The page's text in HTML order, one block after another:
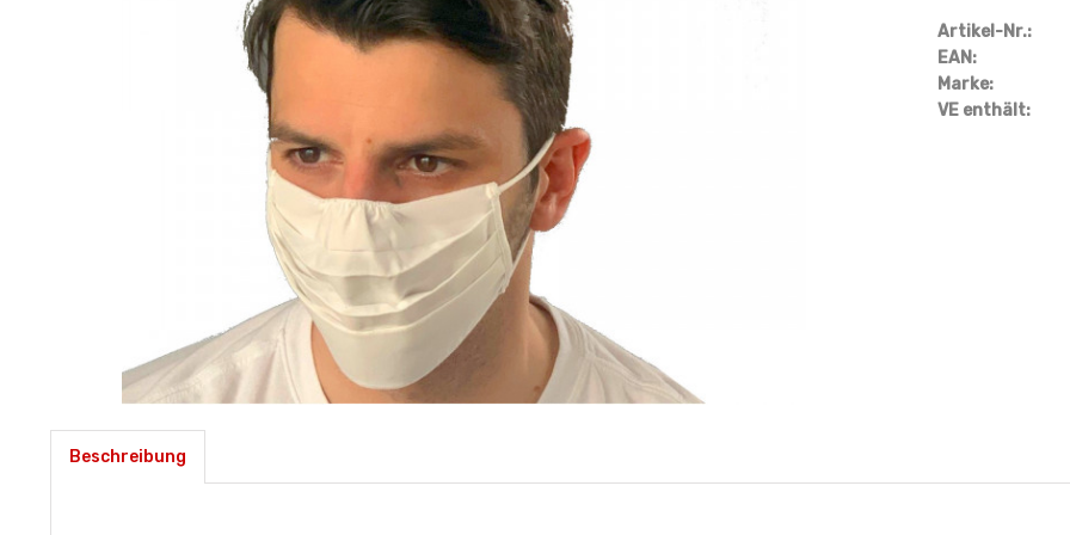
Artikel-Nr.:
EAN:
Marke:
VE enthält:
Beschreibung